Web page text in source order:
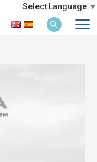
Select Language ▼